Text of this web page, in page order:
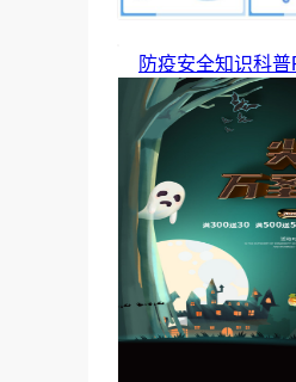
防疫安全知识科